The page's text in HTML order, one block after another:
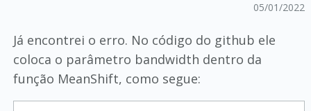
05/01/2022
Já encontrei o erro. No código do github ele
coloca o parâmetro bandwidth dentro da
função MeanShift, como segue: